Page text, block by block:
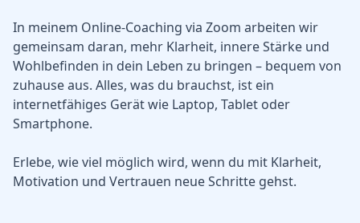
In meinem Online-Coaching via Zoom arbeiten wir
gemeinsam daran, mehr Klarheit, innere Stärke und
Wohlbefinden in dein Leben zu bringen – bequem von
zuhause aus. Alles, was du brauchst, ist ein
internetfähiges Gerät wie Laptop, Tablet oder
Smartphone.
Erlebe, wie viel möglich wird, wenn du mit Klarheit,
Motivation und Vertrauen neue Schritte gehst.